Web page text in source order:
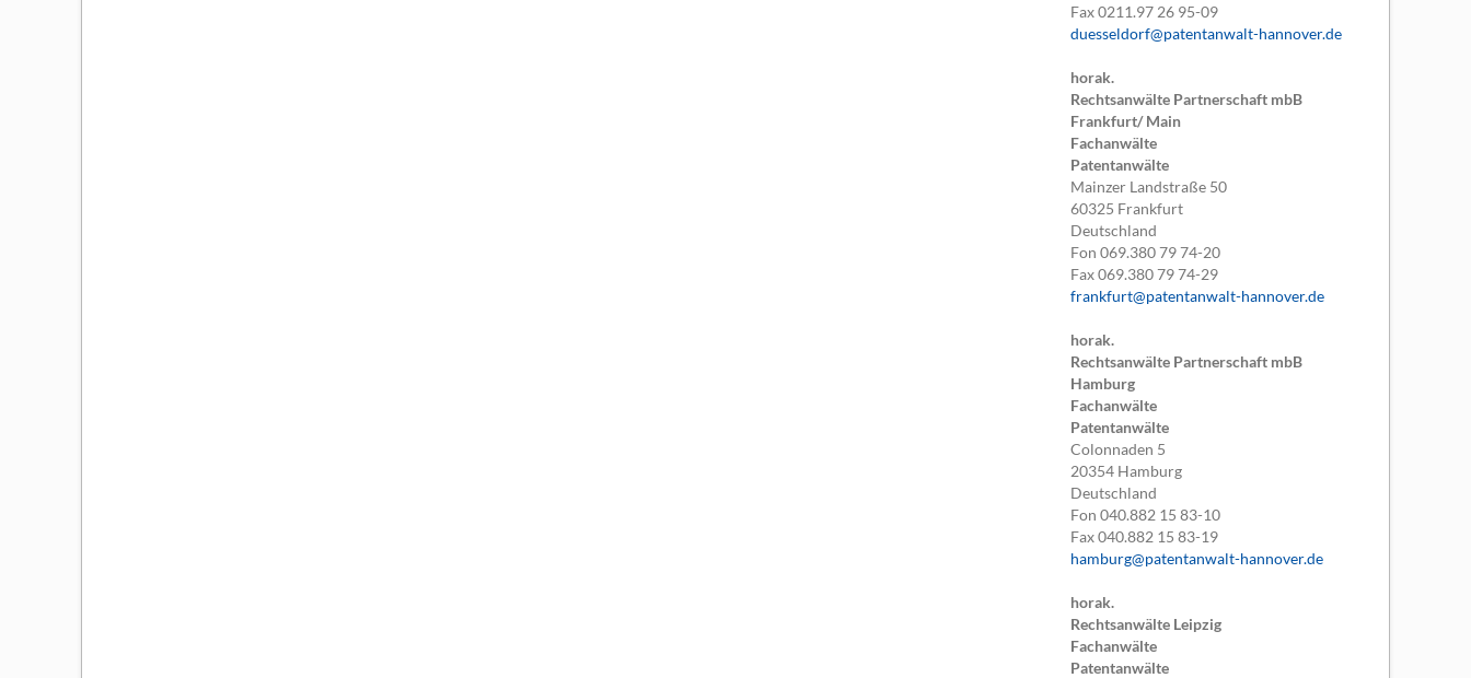
Fax0211.97 26 95-09
duesseldorf@patentanwalt-hannover.de
horak.
Rechtsanwälte Partnerschaft mbB
Frankfurt/ Main
Fachanwälte
Patentanwälte
Mainzer Landstraße 50
60325 Frankfurt
Deutschland
Fon069.380 79 74-20
Fax069.380 79 74-29
frankfurt@patentanwalt-hannover.de
horak.
Rechtsanwälte Partnerschaft mbB
Hamburg
Fachanwälte
Patentanwälte
Colonnaden 5
20354 Hamburg
Deutschland
Fon040.882 15 83-10
Fax040.882 15 83-19
hamburg@patentanwalt-hannover.de
horak.
Rechtsanwälte Leipzig
Fachanwälte
Patentanwälte